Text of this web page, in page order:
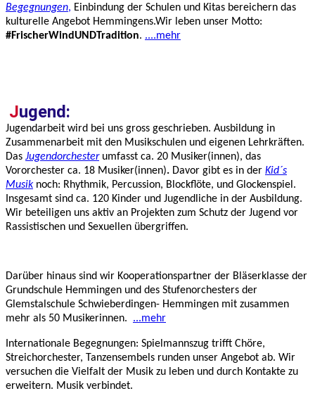
Begegnungen, Einbindung der Schulen und Kitas bereichern das
kulturelle Angebot Hemmingens.Wir leben unser Motto:
#FrischerWindUNDTradition. ....mehr
Jugend:
Jugendarbeit wird bei uns gross geschrieben. Ausbildung in
Zusammenarbeit mit den Musikschulen und eigenen Lehrkräften.
Das Jugendorchesterumfasst ca. 20 Musiker(innen), das
Vororchester ca. 18 Musiker(innen). Davor gibt es in der Kid´s
Musiknoch: Rhythmik, Percussion, Blockflöte, und Glockenspiel.
Insgesamt sind ca. 120 Kinder und Jugendliche in der Ausbildung.
Wir beteiligen uns aktiv an Projekten zum Schutz der Jugend vor
Rassistischen und Sexuellen übergriffen.
Darüber hinaus sind wir Kooperationspartner der Bläserklasse der
Grundschule Hemmingen und des Stufenorchesters der
Glemstalschule Schwieberdingen- Hemmingen mit zusammen
mehr als 50 Musikerinnen. ...mehr
Internationale Begegnungen: Spielmannszug trifft Chöre,
Streichorchester, Tanzensembels runden unser Angebot ab. Wir
versuchen die Vielfalt der Musik zu leben und durch Kontakte zu
erweitern. Musik verbindet.